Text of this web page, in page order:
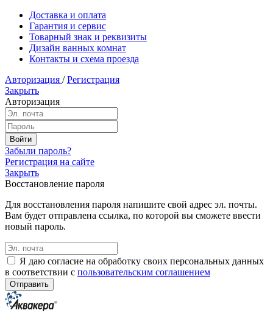
Доставка и оплата
Гарантия и сервис
Товарный знак и реквизиты
Дизайн ванных комнат
Контакты и схема проезда
Авторизация / Регистрация
Закрыть
Авторизация
Забыли пароль?
Регистрация на сайте
Закрыть
Восстановление пароля
Для восстановления пароля напишите свой адрес эл. почты.
Вам будет отправлена ссылка, по которой вы сможете ввести
новый пароль.
Я даю согласие на обработку своих персональных данных
в соответствии с пользовательским соглашением